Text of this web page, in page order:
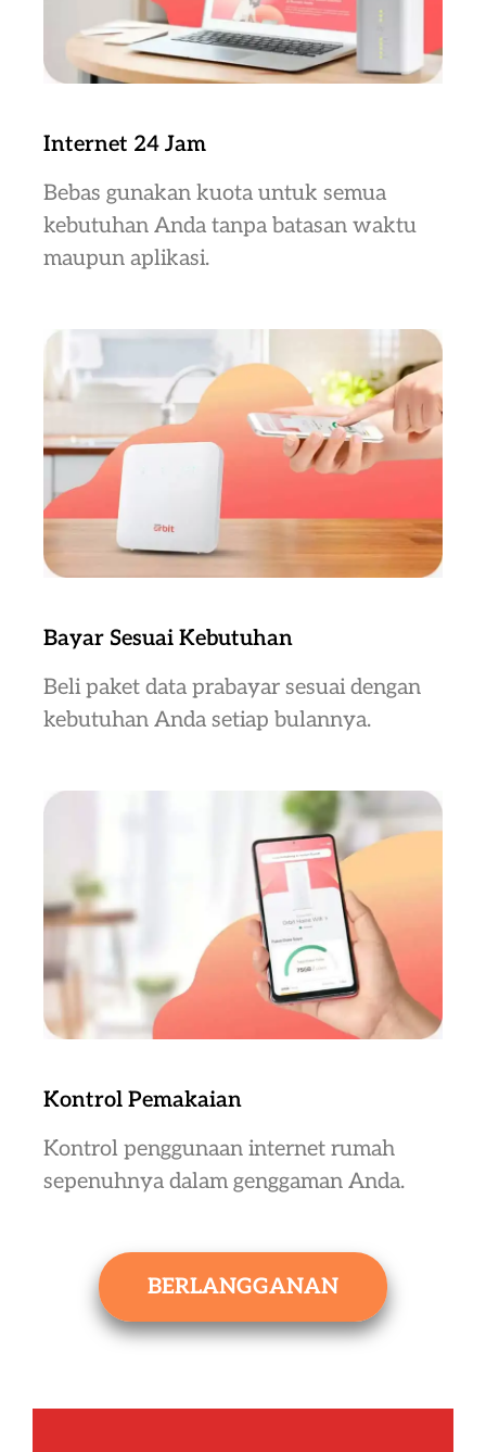
Internet 24 Jam
Bebas gunakan kuota untuk semua
kebutuhan Anda tanpa batasan waktu
maupun aplikasi.
Bayar Sesuai Kebutuhan
Beli paket data prabayar sesuai dengan
kebutuhan Anda setiap bulannya.
Kontrol Pemakaian
Kontrol penggunaan internet rumah
sepenuhnya dalam genggaman Anda.
BERLANGGANAN